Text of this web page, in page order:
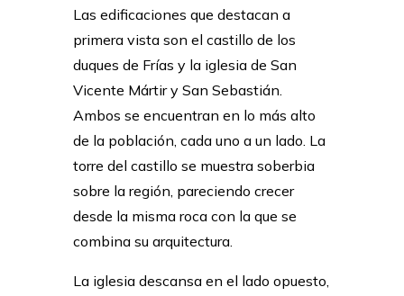
Las edificaciones que destacan a
primera vista son el castillo de los
duques de Frías y la iglesia de San
Vicente Mártir y San Sebastián.
Ambos se encuentran en lo más alto
de la población, cada uno a un lado. La
torre del castillo se muestra soberbia
sobre la región, pareciendo crecer
desde la misma roca con la que se
combina su arquitectura.
La iglesia descansa en el lado opuesto,